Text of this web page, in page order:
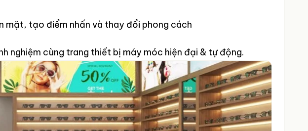
mặt, tạo điểm nhấn và thay đổi phong cách
nghiệm cùng trang thiết bị máy móc hiện đại & tự động.